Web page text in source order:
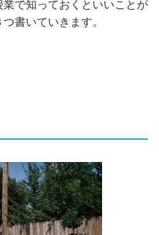
で知っておくといいことが
書いていきます。